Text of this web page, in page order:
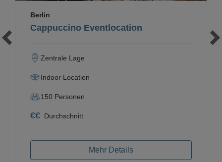
Cappuccino Eventlocation
Berlin
Zentrale Lage
Indoor Location
150 Personen
€€ Durchschnitt
Mehr Details